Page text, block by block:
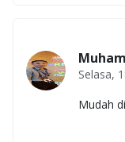
Selasa,
Mudah